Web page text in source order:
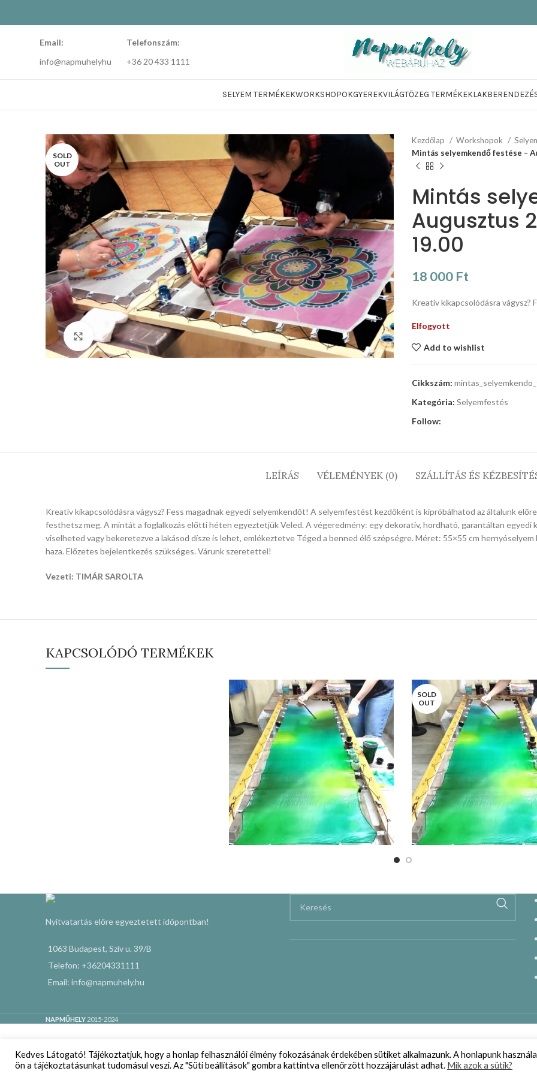
Email:
info@napmuhelyhu
Telefonszám:
+36 20 433 1111
SELYEM TERMÉKEKWORKSHOPOKGYEREKVILÁGTŐZEG TERMÉKEK
SOLD
OUT
Click to enlarge
Kezdőlap Workshopok
Mintás selyemkendő festése –
Mintás
Augusztus
19.00
18 000 Ft
Kreatív kikapcsolódásra vágysz?
Elfogyott
Add to wishlist
Cikkszám:
Kategória: Selyemfestés
Follow:
LEÍRÁS VÉLEMÉNYEK (0) SZÁLLÍTÁS ÉS
Kreatív kikapcsolódásra vágysz? Fess magadnak egyedi selyemkendőt! A selyemfestést kezdőként is kipróbálhatod az általunk
festhetsz meg. A mintát a foglalkozás előtti héten egyeztetjük Veled. A végeredmény: egy dekoratív, hordható, garantáltan egyedi
viselheted vagy bekeretezve a lakásod dísze is lehet, emlékeztetve Téged a benned élő szépségre. Méret: 55×55 cm
haza. Előzetes bejelentkezés szükséges. Várunk szeretettel!
Vezeti: TIMÁR SAROLTA
KAPCSOLÓDÓ TERMÉKEK
SOLD
OUT
Nyitvatartás előre egyeztetett időpontban!
1063 Budapest, Szív u. 39/B
Telefon: +36204331111
Email: info@napmuhely.hu
NAPMŰHELY 2015-2024
Kedves Látogató! Tájékoztatjuk, hogy a honlap felhasználói élmény fokozásának érdekében sütiket alkalmazunk. A honlapunk
ön a tájékoztatásunkat tudomásul veszi. Az "Süti beállítások" gombra kattintva ellenőrzött hozzájárulást adhat. Mik azok a sütik?